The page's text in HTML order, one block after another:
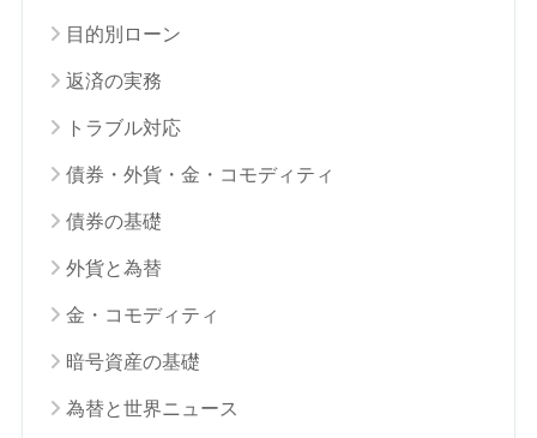
目的別ローン
返済の実務
トラブル対応
債券・外貨・金・コモディティ
債券の基礎
外貨と為替
金・コモディティ
暗号資産の基礎
為替と世界ニュース